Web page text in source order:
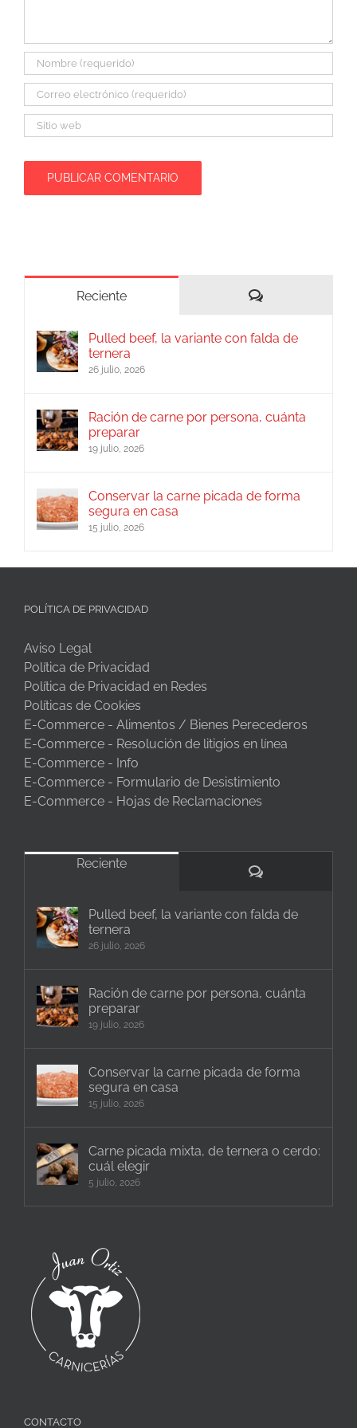
Reciente Comentarios
Pulled beef, la variante con falda de
ternera
26 julio, 2026
Ración de carne por persona, cuánta
preparar
19 julio, 2026
Conservar la carne picada de forma
segura en casa
15 julio, 2026
POLÍTICA DE PRIVACIDAD
Aviso Legal
Política de Privacidad
Política de Privacidad en Redes
Políticas de Cookies
E-Commerce - Alimentos / Bienes Perecederos
E-Commerce - Resolución de litigios en línea
E-Commerce - Info
E-Commerce - Formulario de Desistimiento
E-Commerce - Hojas de Reclamaciones
Reciente
Comentarios
Pulled beef, la variante con falda de
ternera
26 julio, 2026
Ración de carne por persona, cuánta
preparar
19 julio, 2026
Conservar la carne picada de forma
segura en casa
15 julio, 2026
Carne picada mixta, de ternera o cerdo:
cuál elegir
5 julio, 2026
CONTACTO